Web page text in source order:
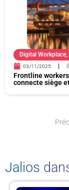
Digital Workplace,
03/11/2025
Frontline
connecte siège
Jalios